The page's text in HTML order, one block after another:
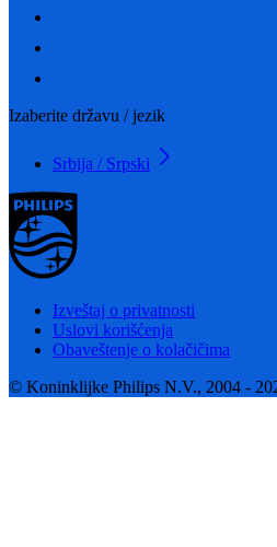
Izaberite državu / jezik
Srbija / Srpski
Izveštaj o privatnosti
Uslovi korišćenja
Obaveštenje o kolačičima
© Koninklijke Philips N.V., 2004 -